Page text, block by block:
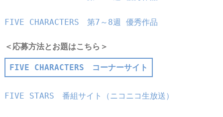
FIVE CHARACTERS 第7～8週 優秀作品
＜応募方法とお題はこちら＞
FIVE CHARACTERS コーナーサイト
FIVE STARS 番組サイト（ニコニコ生放送）